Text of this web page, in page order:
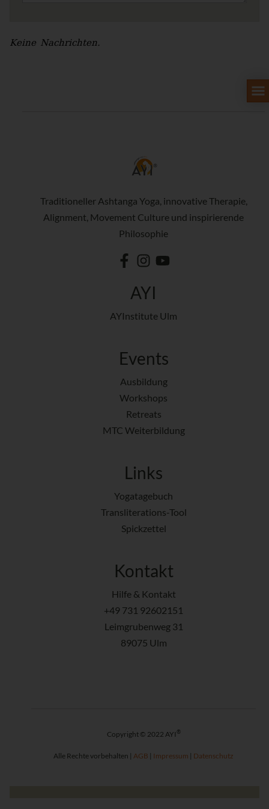
Keine Nachrichten.
Traditioneller Ashtanga Yoga, innovative Therapie,
Alignment, Movement Culture und inspirierende
Philosophie
AYI
AYInstitute Ulm
Events
Ausbildung
Workshops
Retreats
MTC Weiterbildung
Links
Yogatagebuch
Transliterations-Tool
Spickzettel
Kontakt
Hilfe & Kontakt
+49 731 92602151
Leimgrubenweg 31
89075 Ulm
Copyright © 2022 AYI ®
Alle Rechte vorbehalten | AGB | Impressum | Datenschutz